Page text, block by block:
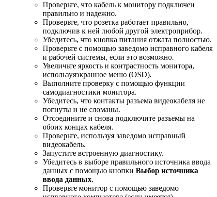
Проверьте, что кабель к монитору подключен
правильно и надежно.
Проверьте, что розетка работает правильно,
подключив к ней любой другой электроприбор.
Убедитесь, что кнопка питания отжата полностью.
Проверьте с помощью заведомо исправного кабеля
и рабочей системы, если это возможно.
Увеличьте яркость и контрастность монитора,
используяэкранное меню (OSD).
Выполните проверку с помощью функции
самодиагностики монитора.
Убедитесь, что контакты разъема видеокабеля не
погнуты и не сломаны.
Отсоедините и снова подключите разъемы на
обоих концах кабеля.
Проверьте, используя заведомо исправный
видеокабель.
Запустите встроенную диагностику.
Убедитесь в выборе правильного источника ввода
данных с помощью кнопки Выбор источника
ввода данных.
Проверьте монитор с помощью заведомо